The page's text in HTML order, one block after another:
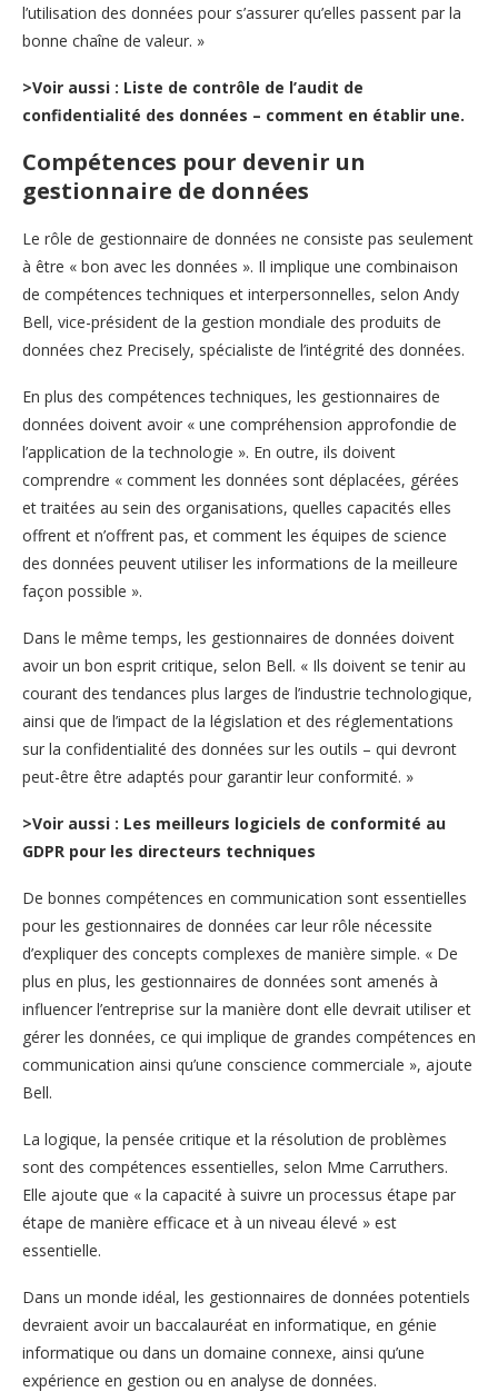
l’utilisation des données pour s’assurer qu’elles passent par la
bonne chaîne de valeur. »
>Voir aussi : Liste de contrôle de l’audit de
confidentialité des données – comment en établir une.
Compétences pour devenir un
gestionnaire de données
Le rôle de gestionnaire de données ne consiste pas seulement
à être « bon avec les données ». Il implique une combinaison
de compétences techniques et interpersonnelles, selon Andy
Bell, vice-président de la gestion mondiale des produits de
données chez Precisely, spécialiste de l’intégrité des données.
En plus des compétences techniques, les gestionnaires de
données doivent avoir « une compréhension approfondie de
l’application de la technologie ». En outre, ils doivent
comprendre « comment les données sont déplacées, gérées
et traitées au sein des organisations, quelles capacités elles
offrent et n’offrent pas, et comment les équipes de science
des données peuvent utiliser les informations de la meilleure
façon possible ».
Dans le même temps, les gestionnaires de données doivent
avoir un bon esprit critique, selon Bell. « Ils doivent se tenir au
courant des tendances plus larges de l’industrie technologique,
ainsi que de l’impact de la législation et des réglementations
sur la confidentialité des données sur les outils – qui devront
peut-être être adaptés pour garantir leur conformité. »
>Voir aussi : Les meilleurs logiciels de conformité au
GDPR pour les directeurs techniques
De bonnes compétences en communication sont essentielles
pour les gestionnaires de données car leur rôle nécessite
d’expliquer des concepts complexes de manière simple. « De
plus en plus, les gestionnaires de données sont amenés à
influencer l’entreprise sur la manière dont elle devrait utiliser et
gérer les données, ce qui implique de grandes compétences en
communication ainsi qu’une conscience commerciale », ajoute
Bell.
La logique, la pensée critique et la résolution de problèmes
sont des compétences essentielles, selon Mme Carruthers.
Elle ajoute que « la capacité à suivre un processus étape par
étape de manière efficace et à un niveau élevé » est
essentielle.
Dans un monde idéal, les gestionnaires de données potentiels
devraient avoir un baccalauréat en informatique, en génie
informatique ou dans un domaine connexe, ainsi qu’une
expérience en gestion ou en analyse de données.